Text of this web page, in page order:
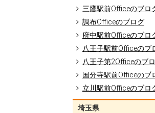
三鷹駅前Officeのブロ
調布Officeのブログ
府中駅前Officeのブロ
八王子駅前Officeのブ
八王子第2Officeのブ
国分寺駅前Officeのブ
立川駅前Officeのブロ
埼玉県